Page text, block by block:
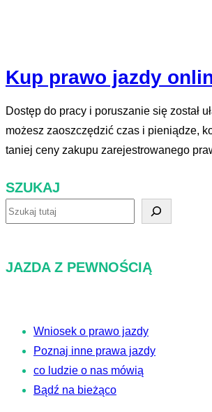
Kup prawo jazdy
Dostęp do pracy i poruszanie się został
możesz zaoszczędzić czas i pieniądze,
taniej ceny zakupu zarejestrowanego
SZUKAJ
S
k
JAZDA Z PEWNOŚCIĄ
Wniosek o prawo jazdy
Poznaj inne prawa jazdy
co ludzie o nas mówią
Bądź na bieżąco